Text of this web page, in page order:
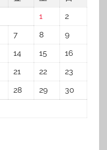
1
2
7 8
9
14 15
16
21 22
23
28 29
30